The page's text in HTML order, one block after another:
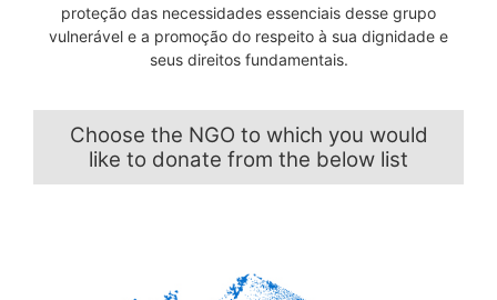
proteção das necessidades essenciais desse grupo
vulnerável e a promoção do respeito à sua dignidade e
seus direitos fundamentais.
Choose the NGO to which you would
like to donate from the below list